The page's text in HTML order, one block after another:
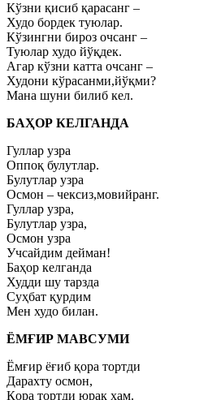
Кўзни қисиб қарасанг –
Худо бордек туюлар.
Кўзингни бироз очсанг –
Туюлар худо йўқдек.
Агар кўзни катта очсанг –
Худони кўрасанми,йўқми?
Мана шуни билиб кел.
БАҲОР КЕЛГАНДА
Гуллар узра
Оппоқ булутлар.
Булутлар узра
Осмон – чексиз,мовийранг.
Гуллар узра,
Булутлар узра,
Осмон узра
Учсайдим дейман!
Баҳор келганда
Худди шу тарзда
Суҳбат қурдим
Мен худо билан.
ЁМҒИР МАВСУМИ
Ёмғир ёғиб қора тортди
Дарахту осмон,
Қора тортди юрак ҳам.